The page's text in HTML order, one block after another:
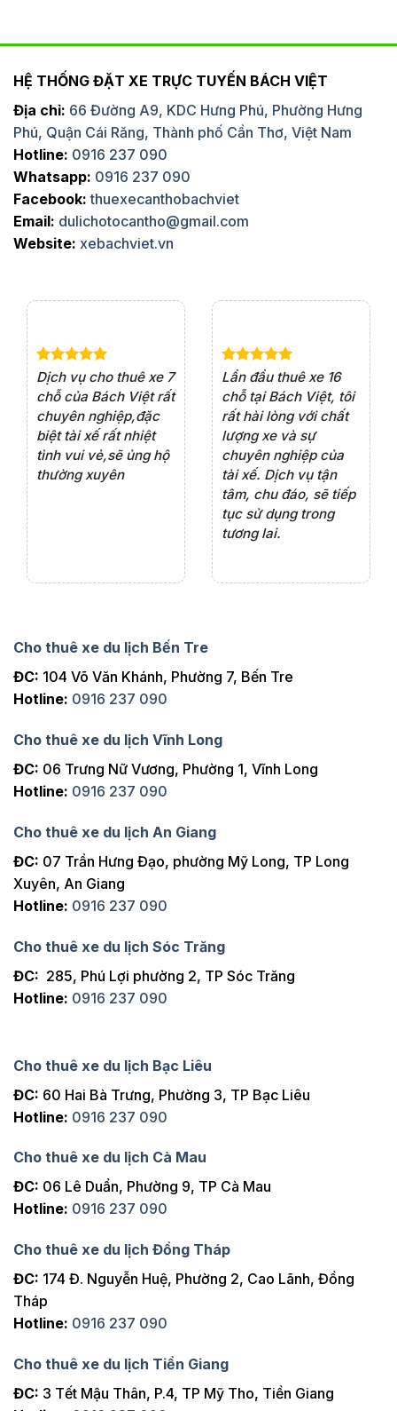
HỆ THỐNG ĐẶT XE TRỰC TUYẾN BÁCH VIỆT
Địa chỉ: 66 Đường A9, KDC Hưng Phú, Phường Hưng
Phú, Quận Cái Răng, Thành phố Cần Thơ, Việt Nam
Hotline: 0916 237 090
Whatsapp: 0916 237 090
Facebook: thuexecanthobachviet
Email: dulichotocantho@gmail.com
Website: xebachviet.vn
Dịch vụ cho thuê xe 7
chỗ của Bách Việt rất
chuyên nghiệp,đặc
biệt tài xế rất nhiệt
tình vui vẻ,sẽ ủng hộ
thường xuyên
Lần đầu thuê xe 16
chỗ tại Bách Việt, tôi
rất hài lòng với chất
lượng xe và sự
chuyên nghiệp của
tài xế. Dịch vụ tận
tâm, chu đáo, sẽ tiếp
tục sử dụng trong
tương lai.
Cho thuê xe du lịch Bến Tre
ĐC: 104 Võ Văn Khánh, Phường 7, Bến Tre
Hotline: 0916 237 090
Cho thuê xe du lịch Vĩnh Long
ĐC: 06 Trưng Nữ Vương, Phường 1, Vĩnh Long
Hotline: 0916 237 090
Cho thuê xe du lịch An Giang
ĐC: 07 Trần Hưng Đạo, phường Mỹ Long, TP Long
Xuyên, An Giang
Hotline: 0916 237 090
Cho thuê xe du lịch Sóc Trăng
ĐC: 285, Phú Lợi phường 2, TP Sóc Trăng
Hotline: 0916 237 090
Cho thuê xe du lịch Bạc Liêu
ĐC: 60 Hai Bà Trưng, Phường 3, TP Bạc Liêu
Hotline: 0916 237 090
Cho thuê xe du lịch Cà Mau
ĐC: 06 Lê Duẩn, Phường 9, TP Cà Mau
Hotline: 0916 237 090
Cho thuê xe du lịch Đồng Tháp
ĐC: 174 Đ. Nguyễn Huệ, Phường 2, Cao Lãnh, Đồng
Tháp
Hotline: 0916 237 090
Cho thuê xe du lịch Tiền Giang
ĐC: 3 Tết Mậu Thân, P.4, TP Mỹ Tho, Tiền Giang